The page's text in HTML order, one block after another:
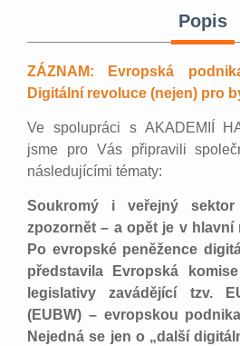
Popis
ZÁZNAM: Evropská
Digitální revoluce (nejen) pro
Ve spolupráci s AKADEMIÍ
jsme pro Vás připravili
následujícími tématy:
Soukromý i veřejný
zpozornět – a opět je v
Po evropské peněžence
představila Evropská
legislativy zavádějící tzv.
(EUBW) – evropskou
Nejedná se jen o „další